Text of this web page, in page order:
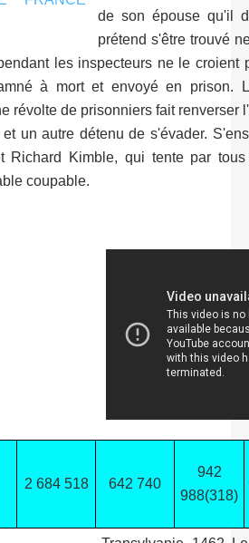
de son épouse qu'il
prétend s'être trouvé
les inspecteurs ne le
à mort et envoyé en
révolte de prisonniers fait
un autre détenu de s'évader.
Richard Kimble, qui tente par
coupable.
2 684 518 642 740
942
988(318)